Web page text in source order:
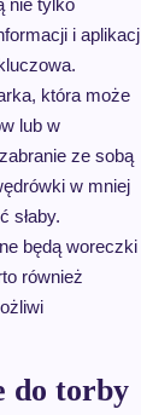
nie tylko
i
która może
lub w
ze sobą
w mniej
słaby.
będą woreczki
również
do torby